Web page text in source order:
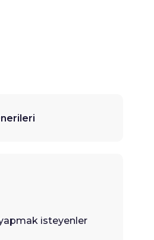
isteyenler